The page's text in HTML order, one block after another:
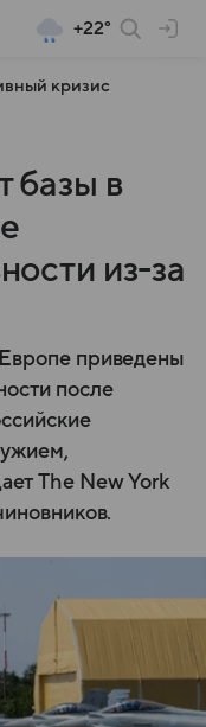
+22°
кризис
базы в
из-за
приведены
после
The New York